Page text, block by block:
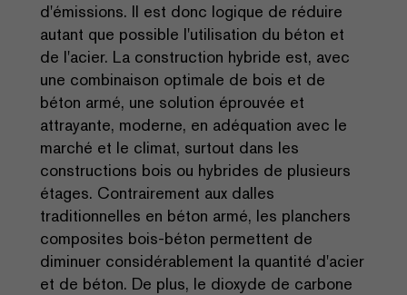
d'émissions. Il est donc logique de réduire
autant que possible l'utilisation du béton et
de l'acier. La construction hybride est, avec
une combinaison optimale de bois et de
béton armé, une solution éprouvée et
attrayante, moderne, en adéquation avec le
marché et le climat, surtout dans les
constructions bois ou hybrides de plusieurs
étages. Contrairement aux dalles
traditionnelles en béton armé, les planchers
composites bois-béton permettent de
diminuer considérablement la quantité d'acier
et de béton. De plus, le dioxyde de carbone